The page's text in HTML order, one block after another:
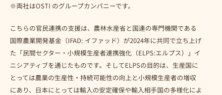
※両社はOSTI のグループカンパニーです。
こちらの官民連携の支援は、農林水産省と国連の専門機関である
国際農業開発基金（IFAD: イファッド）が2024年に共同で立ち上げ
た「民間セクター・小規模生産者連携強化（ELPS:エルプス）」イ
ニシアティブを通じたものです。そしてELPSの目的は、生産国に
とっては農業の生産性・持続可能性の向上と小規模生産者の増収
にあり、日本にとっては輸入の安定確保や輸入相手国の多様化によ